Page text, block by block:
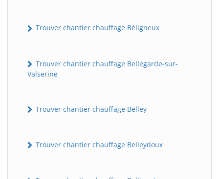
Trouver chantier chauffage Béligneux
Trouver chantier chauffage Bellegarde-sur-
Valserine
Trouver chantier chauffage Belley
Trouver chantier chauffage Belleydoux